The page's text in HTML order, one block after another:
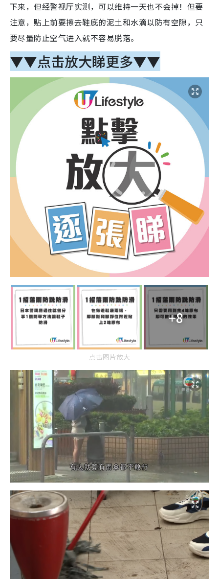
下来，但经警视厅实测，可以维持一天也不会掉！但要
注意，贴上前要擦去鞋底的泥土和水滴以防有空隙，只
要尽量防止空气进入就不容易脱落。
▼▼点击放大睇更多▼▼
+8
点击图片放大